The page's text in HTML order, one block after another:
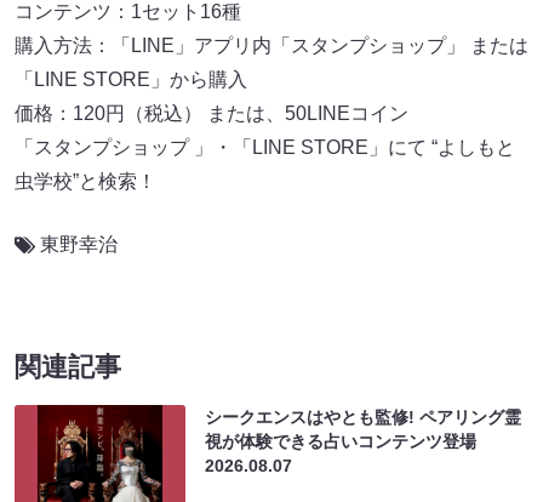
コンテンツ：1セット16種
購入方法：「LINE」アプリ内「スタンプショップ」 または
「LINE STORE」から購入
価格：120円（税込） または、50LINEコイン
「スタンプショップ 」・「LINE STORE」にて “よしもと
虫学校”と検索！
東野幸治
関連記事
シークエンスはやとも監修! ペアリング霊
視が体験できる占いコンテンツ登場
2026.08.07